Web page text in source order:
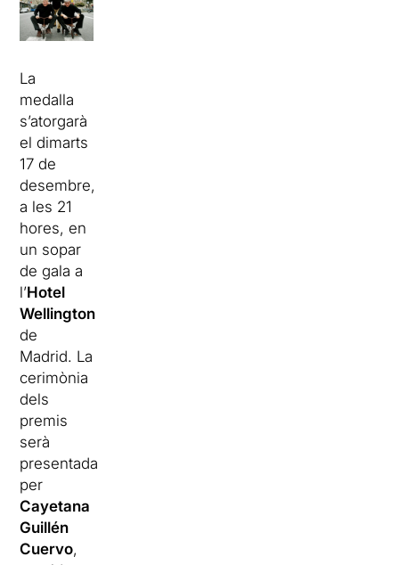
La
medalla
s’atorgarà
el dimarts
17 de
desembre,
a les 21
hores, en
un sopar
de gala a
l’Hotel
Wellington
de
Madrid. La
cerimònia
dels
premis
serà
presentada
per
Cayetana
Guillén
Cuervo,